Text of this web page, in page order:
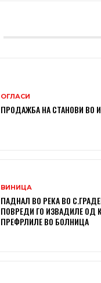
ОГЛАСИ
ПРОДАЖБА НА СТАНОВИ ВО
ВИНИЦА
ПАДНАЛ ВО РЕКА ВО
ПОВРЕДИ ГО ИЗВАДИЛЕ ОД
ПРЕФРЛИЛЕ ВО БОЛНИЦА